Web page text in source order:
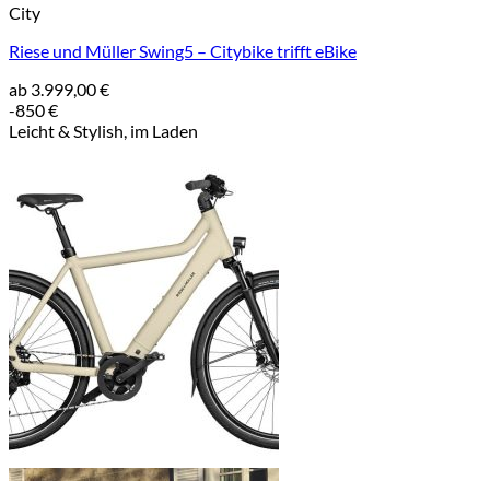
City
Riese und Müller Swing5 – Citybike trifft eBike
ab 3.999,00€
-850 €
Leicht & Stylish, im Laden